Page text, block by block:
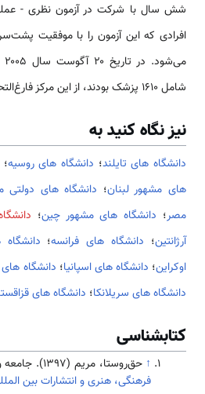
شش سال با شرکت در آزمون نظری -
افرادی که این آزمون را با موفقیت
شامل ۱۶۱۰ پزشک بودند، از این مرکز فارغ‌التحصیل شدند
نیز نگاه کنید به
دانشگاه های تایلند؛ دانشگاه های روسیه؛
های مشهور لبنان؛ دانشگاه های دولتی
مصر؛ دانشگاه های مشهور چین؛
آرژانتین؛ دانشگاه های فرانسه؛ دانشگاه
اوکراین؛ دانشگاه های اسپانیا؛ دانشگاه
دانشگاه های سریلانکا؛ دانشگاه های
کتابشناسی
↑ حق‌روستا، مریم (1397). جامعه و فرهنگ
فرهنگی، هنری و انتشارات بین